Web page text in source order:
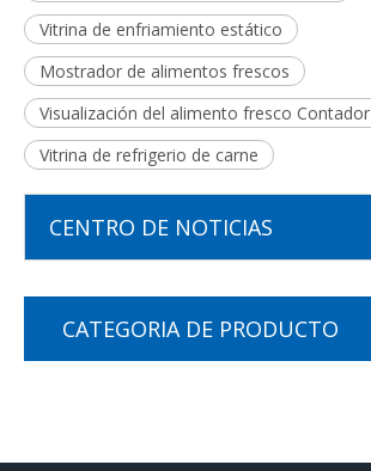
Vitrina de enfriamiento estático
Mostrador de alimentos frescos
Visualización del alimento fresco Contador
Vitrina de refrigerio de carne
CENTRO DE NOTICIAS
CATEGORIA DE PRODUCTO